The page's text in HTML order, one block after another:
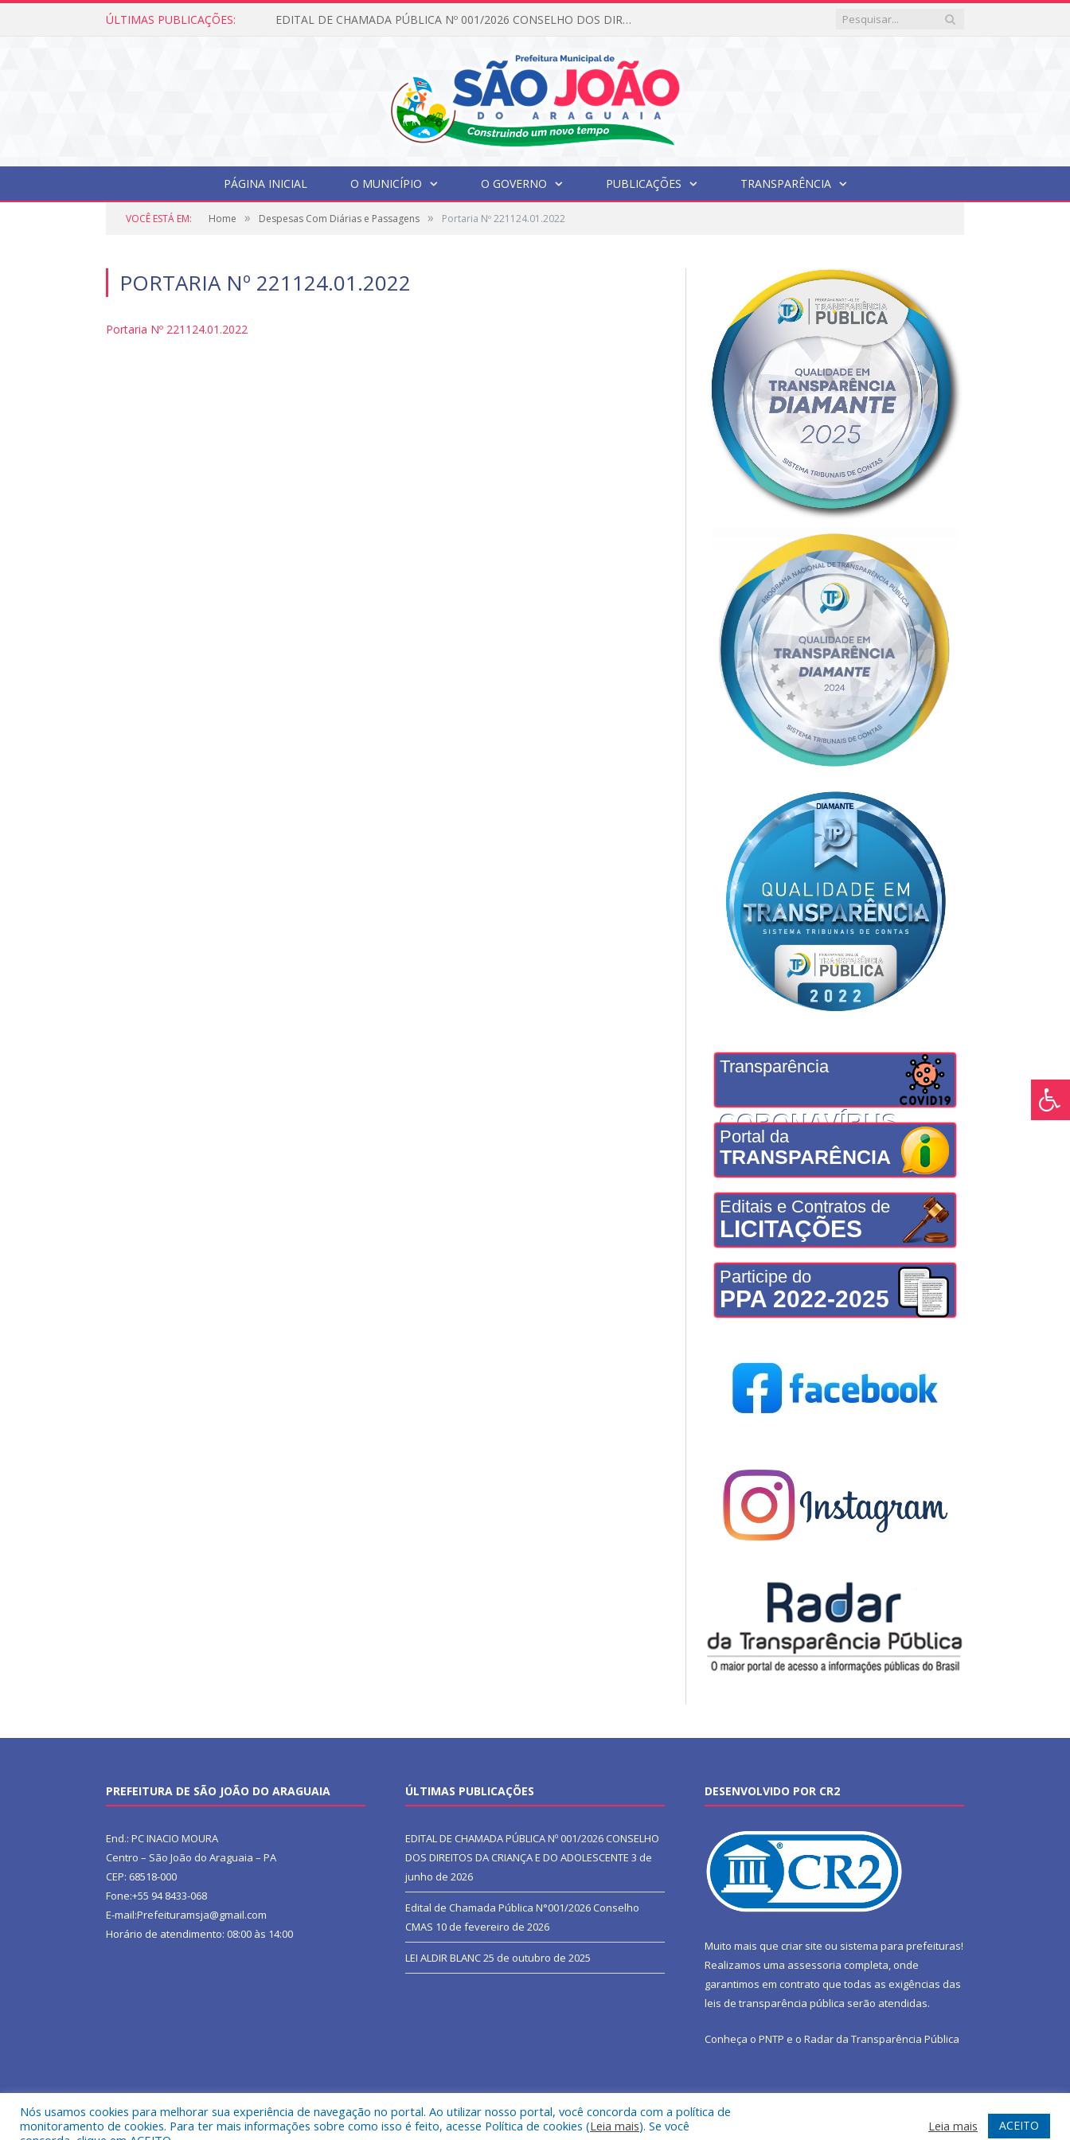
ÚLTIMAS PUBLICAÇÕES: EDITAL DE CHAMADA PÚBLICA Nº 001/2026 CONSELHO DOS DIREITOS DA CRIANÇA E DO ADOLESCENTE
PÁGINA INICIAL O MUNICÍPIO O GOVERNO PUBLICAÇÕES TRANSPARÊNCIA
VOCÊ ESTÁ EM: Home » Despesas Com Diárias e Passagens » Portaria Nº 221124.01.2022
PORTARIA Nº 221124.01.2022
Portaria Nº 221124.01.2022
Transparência
CORONAVÍRUS
Portal da
TRANSPARÊNCIA
Editais e Contratos de
LICITAÇÕES
Participe do
PPA 2022-2025
PREFEITURA DE SÃO JOÃO DO ARAGUAIA
End.: PC INACIO MOURA
Centro – São João do Araguaia – PA
CEP: 68518-000
Fone:+55 94 8433-068
E-mail:Prefeituramsja@gmail.com
Horário de atendimento: 08:00 às 14:00
ÚLTIMAS PUBLICAÇÕES
EDITAL DE CHAMADA PÚBLICA Nº 001/2026 CONSELHO
DOS DIREITOS DA CRIANÇA E DO ADOLESCENTE 3 de
junho de 2026
Edital de Chamada Pública N°001/2026 Conselho
CMAS 10 de fevereiro de 2026
LEI ALDIR BLANC25 de outubro de 2025
DESENVOLVIDO POR CR2
Muito mais que criar site ou sistema para prefeituras!
Realizamos uma assessoria completa, onde
garantimos em contrato que todas as exigências das
leis de transparência pública serão atendidas.
Conheça o PNTP e o Radar da Transparência Pública
Todos os direitos reservados a Prefeitura Municipal de São João do Araguaia. Mapa do Site Acessar Webmail
Nós usamos cookies para melhorar sua experiência de navegação no portal. Ao utilizar nosso portal, você concorda com a política de
monitoramento de cookies. Para ter mais informações sobre como isso é feito, acesse Política de cookies (Leia mais). Se você
Leia mais ACEITO